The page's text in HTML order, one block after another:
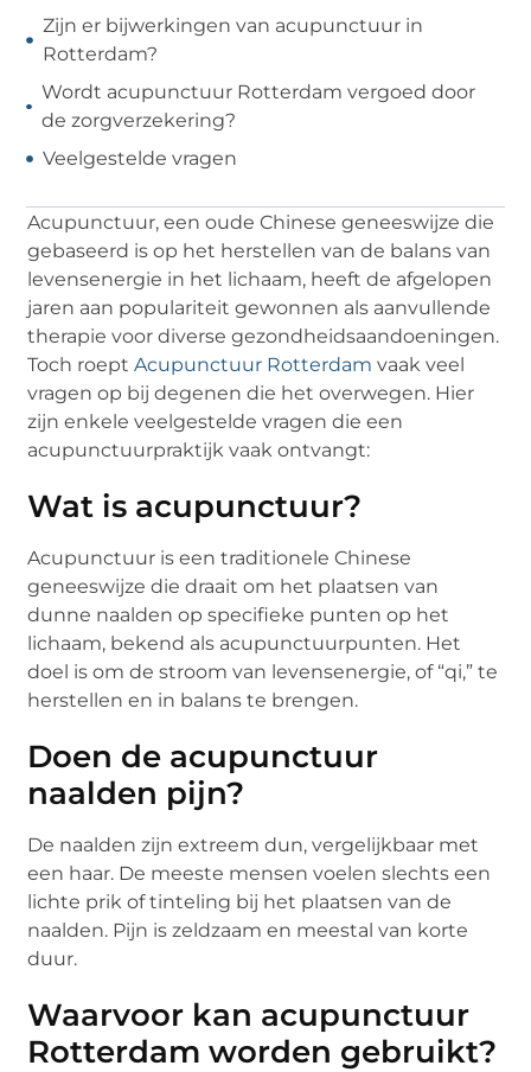
Zijn er bijwerkingen van acupunctuur in
Rotterdam?
Wordt acupunctuur Rotterdam vergoed door
de zorgverzekering?
Veelgestelde vragen
Acupunctuur, een oude Chinese geneeswijze die
gebaseerd is op het herstellen van de balans van
levensenergie in het lichaam, heeft de afgelopen
jaren aan populariteit gewonnen als aanvullende
therapie voor diverse gezondheidsaandoeningen.
Toch roeptAcupunctuur Rotterdam vaak veel
vragen op bij degenen die het overwegen. Hier
zijn enkele veelgestelde vragen die een
acupunctuurpraktijk vaak ontvangt:
Wat is acupunctuur?
Acupunctuur is een traditionele Chinese
geneeswijze die draait om het plaatsen van
dunne naalden op specifieke punten op het
lichaam, bekend als acupunctuurpunten. Het
doel is om de stroom van levensenergie, of “qi,” te
herstellen en in balans te brengen.
Doen de acupunctuur
naalden pijn?
De naalden zijn extreem dun, vergelijkbaar met
een haar. De meeste mensen voelen slechts een
lichte prik of tinteling bij het plaatsen van de
naalden. Pijn is zeldzaam en meestal van korte
duur.
Waarvoor kan acupunctuur
Rotterdam worden gebruikt?